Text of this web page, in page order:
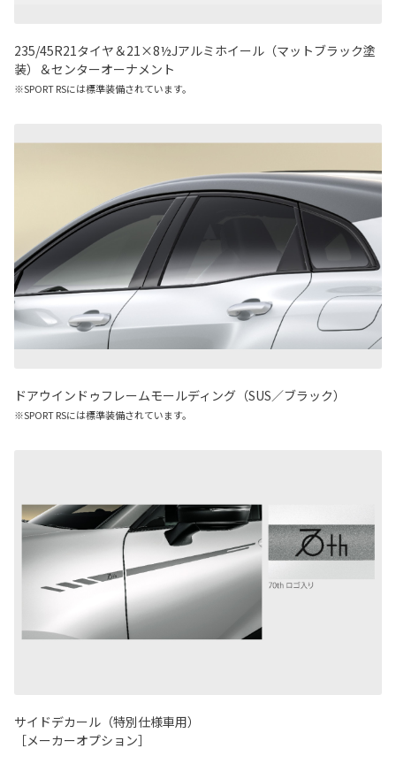
235/45R21タイヤ＆21×8½Jアルミホイール（マットブラック塗
装）＆センターオーナメント
※SPORT RSには標準装備されています。
ドアウインドゥフレームモールディング（SUS／ブラック）
※SPORT RSには標準装備されています。
サイドデカール（特別仕様車用）
［メーカーオプション］